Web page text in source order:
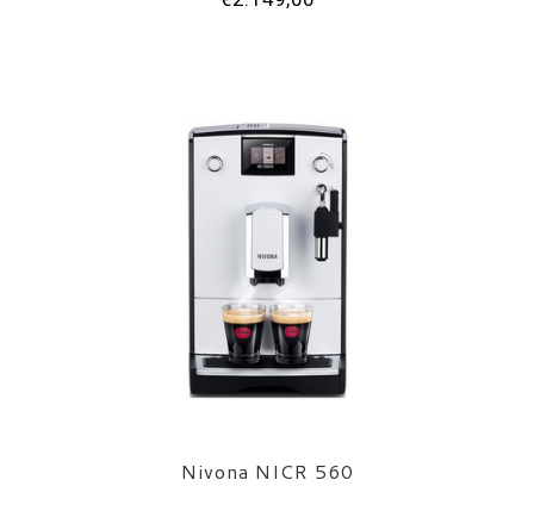
Nivona NICR 560